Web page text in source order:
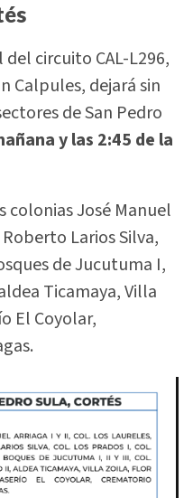
circuito CAL-L296,
Calpules, dejará sin
de San Pedro
y las 2:45 de la
colonias José Manuel
Larios Silva,
de Jucutuma I,
Ticamaya, Villa
El Coyolar,